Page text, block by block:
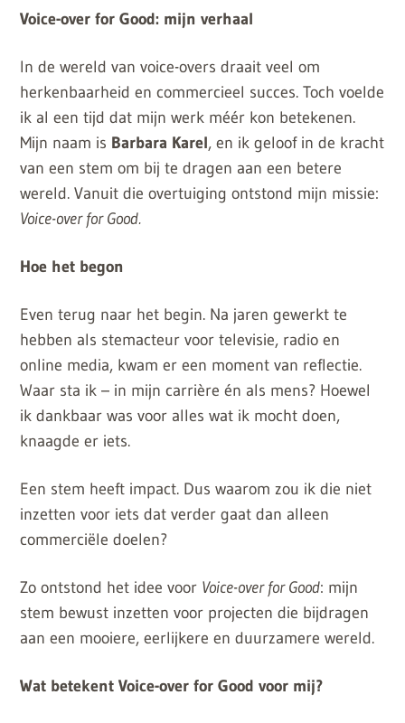
Voice-over for Good: mijn verhaal
In de wereld van voice-overs draait veel om
herkenbaarheid en commercieel succes. Toch voelde
ik al een tijd dat mijn werk méér kon betekenen.
Mijn naam is Barbara Karel, en ik geloof in de kracht
van een stem om bij te dragen aan een betere
wereld. Vanuit die overtuiging ontstond mijn missie:
Voice-over for Good.
Hoe het begon
Even terug naar het begin. Na jaren gewerkt te
hebben als stemacteur voor televisie, radio en
online media, kwam er een moment van reflectie.
Waar sta ik – in mijn carrière én als mens? Hoewel
ik dankbaar was voor alles wat ik mocht doen,
knaagde er iets.
Een stem heeft impact. Dus waarom zou ik die niet
inzetten voor iets dat verder gaat dan alleen
commerciële doelen?
Zo ontstond het idee voor Voice-over for Good: mijn
stem bewust inzetten voor projecten die bijdragen
aan een mooiere, eerlijkere en duurzamere wereld.
Wat betekent Voice-over for Good voor mij?